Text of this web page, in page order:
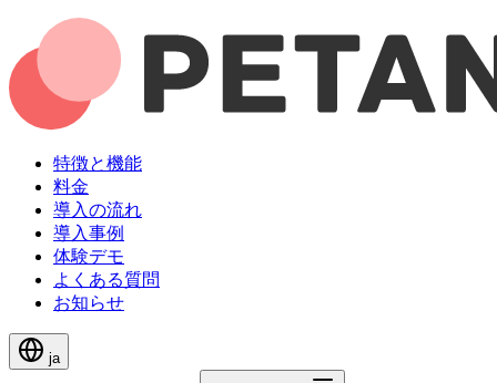
特徴と機能
料金
導入の流れ
導入事例
体験デモ
よくある質問
お知らせ
ja